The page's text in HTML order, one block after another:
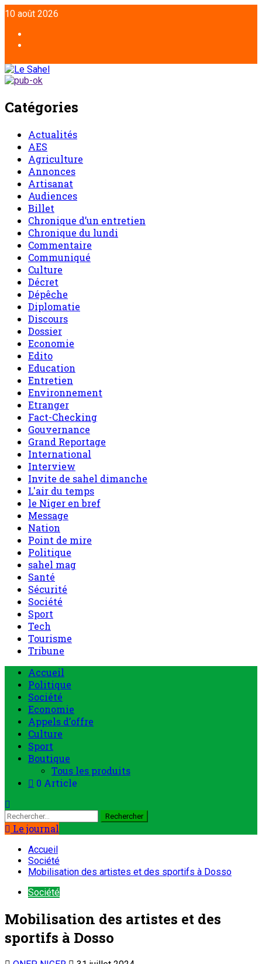
10 août 2026
Catégories
Actualités
AES
Agriculture
Annonces
Artisanat
Audiences
Billet
Chronique d’un entretien
Chronique du lundi
Commentaire
Communiqué
Culture
Décret
Dépêche
Diplomatie
Discours
Dossier
Economie
Edito
Education
Entretien
Environnement
Etranger
Fact-Checking
Gouvernance
Grand Reportage
International
Interview
Invite de sahel dimanche
L'air du temps
le Niger en bref
Message
Nation
Point de mire
Politique
sahel mag
Santé
Sécurité
Société
Sport
Tech
Tourisme
Tribune
Accueil
Politique
Société
Economie
Appels d’offre
Culture
Sport
Boutique
Tous les produits
0 Article
Le journal
Accueil
Société
Mobilisation des artistes et des sportifs à Dosso
Société
Mobilisation des artistes et des
sportifs à Dosso